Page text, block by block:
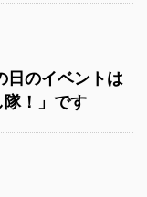
のイベントは
隊！」です